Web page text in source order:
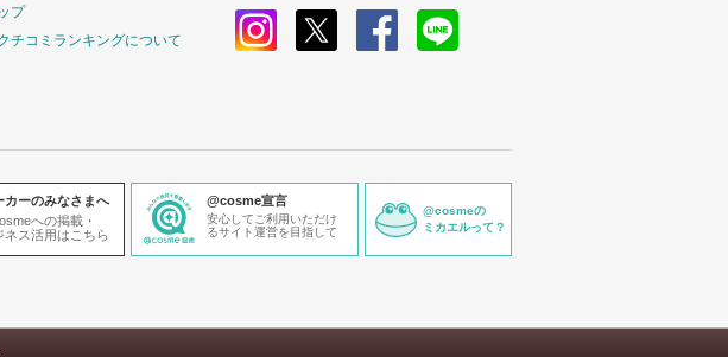
プ
チコミランキングについて
カーのみなさまへ
への掲載・
ネス活用はこちら
@cosme宣言
安心してご利用いただけ
るサイト運営を目指して
@cosmeの
ミカエルって？